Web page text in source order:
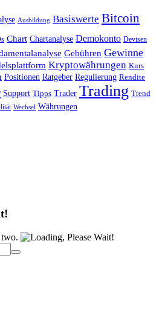
Ausbildung Basiswerte Bitcoin
Chart Chartanalyse Demokonto Devisen
Gebühren Gewinne
Kryptowährungen Kurs
Positionen Ratgeber Regulierung Rendite
Support Tipps Trader Trading Trend
Wechsel Währungen